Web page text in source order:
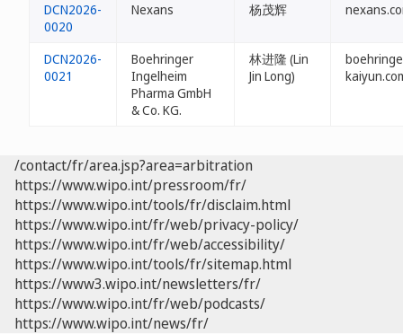
DCN2026-
0020
Nexans 杨茂辉
DCN2026-
0021
Boehringer
Ingelheim
Pharma GmbH
& Co. KG.
林进隆 (Lin
Jin Long)
/contact/fr/area.jsp?area=arbitration
https://www.wipo.int/pressroom/fr/
https://www.wipo.int/tools/fr/disclaim.html
https://www.wipo.int/fr/web/privacy-policy/
https://www.wipo.int/fr/web/accessibility/
https://www.wipo.int/tools/fr/sitemap.html
https://www3.wipo.int/newsletters/fr/
https://www.wipo.int/fr/web/podcasts/
https://www.wipo.int/news/fr/